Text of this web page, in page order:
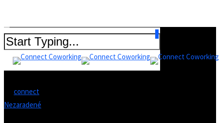
Prečo spúšťame nový Connect
event?
connect
Nezaradené